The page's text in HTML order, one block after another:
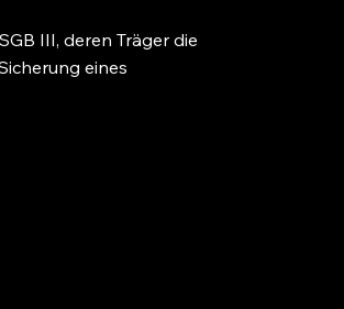
III, deren Träger die
eines